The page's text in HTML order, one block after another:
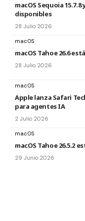
macOS Sequoia 15.7.8
disponibles
28 Julio 2026
macOS
macOS Tahoe 26.6
28 Julio 2026
macOS
Apple lanza Safari
para agentes IA
2 Julio 2026
macOS
macOS Tahoe 26.5.2
29 Junio 2026